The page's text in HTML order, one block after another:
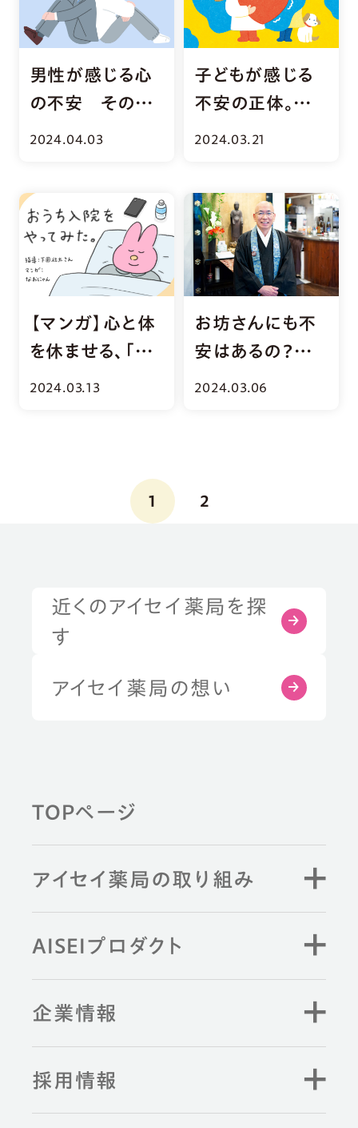
2024.04.03
男性が感じる心
の不安 その実
態と解決のヒン
2024.03.21
子どもが感じる
不安の正体。大
人との違いと対
2024.03.13
【マンガ】心と体
を休ませる、「お
うち入院」をやっ
2024.03.06
お坊さんにも不
安はあるの？心
が軽くなる不安
1 2
症状・お悩みから探す
部位から探す
近くのアイセイ薬局を探
す
アイセイ薬局の想い
TOPページ
アイセイ薬局の取り組み
AISEIプロダクト
企業情報
採用情報